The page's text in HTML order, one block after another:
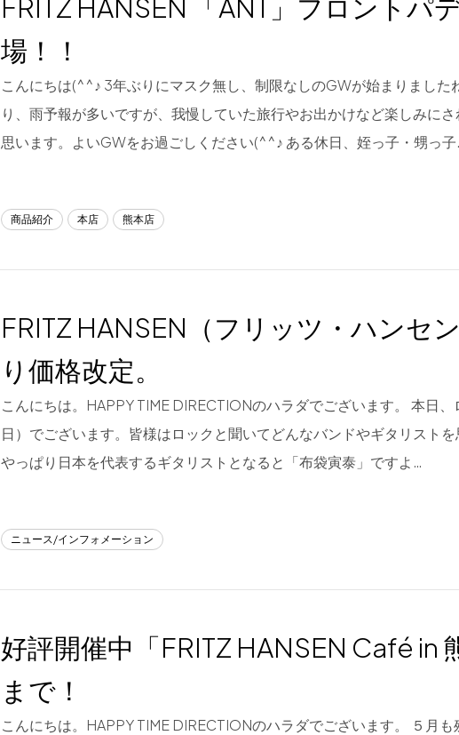
FRITZ HANSEN 「ANT」フロントパ
場！！
こんにちは(^^♪ 3年ぶりにマスク無し、制限なしのGWが始まりました
り、雨予報が多いですが、我慢していた旅行やお出かけなど楽しみに
思います。よいGWをお過ごしください(^^♪ ある休日、姪っ子・甥っ
商品紹介 本店 熊本店
FRITZ HANSEN（フリッツ・ハンセ
り価格改定。
こんにちは。HAPPY TIME DIRECTIONのハラダでございます。 本日
日）でございます。皆様はロックと聞いてどんなバンドやギタリスト
やっぱり日本を代表するギタリストとなると「布袋寅泰」ですよ…
ニュース/インフォメーション
好評開催中「FRITZ HANSEN Café in
まで！
こんにちは。HAPPY TIME DIRECTIONのハラダでございます。 ５月